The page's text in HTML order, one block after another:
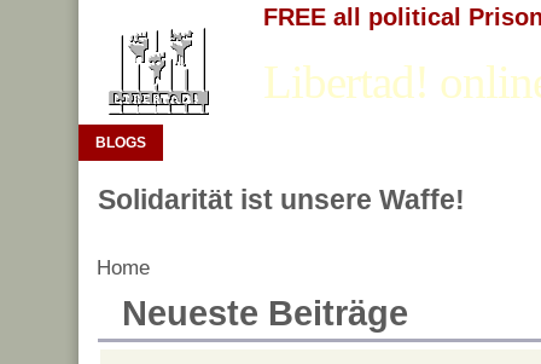
FREE all political
Libertad!
BLOGS
Solidarität ist unsere Waffe!
Home
Neueste Beiträge